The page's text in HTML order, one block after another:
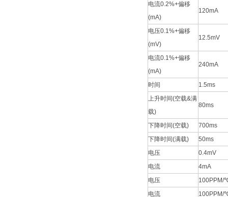
电流0.2%+偏移
(mA)
120mA
电压0.1%+偏移
(mV)
12.5mV
电流0.1%+偏移
(mA)
240mA
时间
1.5ms
上升时间(空载&满
载)
80ms
下降时间(空载)
700ms
下降时间(满载)
50ms
电压
0.4mV
电流
4mA
电压
100PPM/
电流
100PPM/